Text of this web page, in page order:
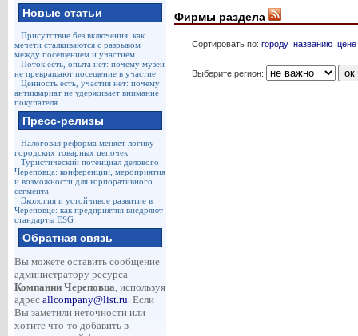
Новые статьи
Присутствие без включения: как
мечети сталкиваются с разрывом
между посещением и участием
Поток есть, опыта нет: почему музеи
не превращают посещение в участие
Ценность есть, участия нет: почему
антиквариат не удерживает внимание
покупателя
Пресс-релизы
Налоговая реформа меняет логику
городских товарных цепочек
Туристический потенциал делового
Череповца: конференции, мероприятия
и возможности для корпоративного
сегмента
Экология и устойчивое развитие в
Череповце: как предприятия внедряют
стандарты ESG
Обратная связь
Вы можете оставить сообщение
администратору ресурса
Компании Череповца, используя
адрес allcompany@list.ru. Если
Вы заметили неточности или
хотите что-то добавить в
Фирмы раздела
Сортировать по: городу названию цене
Выберите регион: